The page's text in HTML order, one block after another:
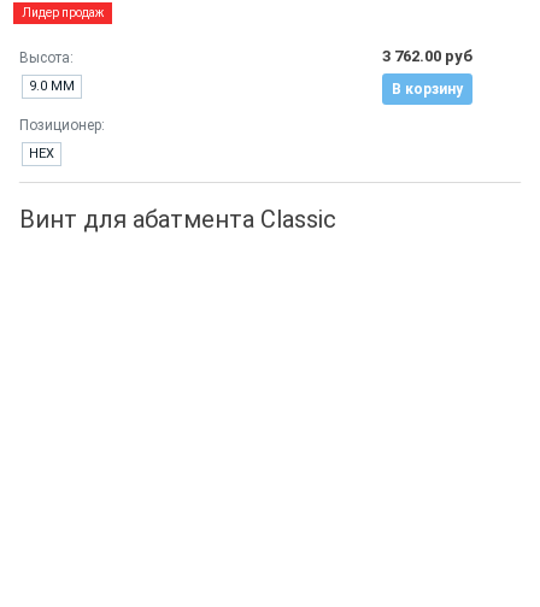
Лидер продаж
Высота:
9.0 ММ
Позиционер:
HEX
3 762.00 руб
В корзину
Винт для абатмента Classic